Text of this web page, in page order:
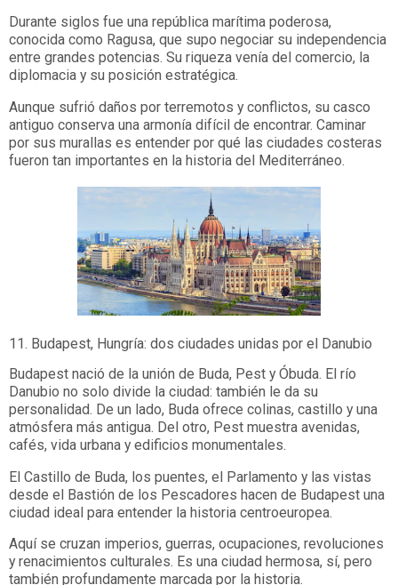
Durante siglos fue una república marítima poderosa,
conocida como Ragusa, que supo negociar su independencia
entre grandes potencias. Su riqueza venía del comercio, la
diplomacia y su posición estratégica.
Aunque sufrió daños por terremotos y conflictos, su casco
antiguo conserva una armonía difícil de encontrar. Caminar
por sus murallas es entender por qué las ciudades costeras
fueron tan importantes en la historia del Mediterráneo.
11. Budapest, Hungría: dos ciudades unidas por el Danubio
Budapest nació de la unión de Buda, Pest y Óbuda. El río
Danubio no solo divide la ciudad: también le da su
personalidad. De un lado, Buda ofrece colinas, castillo y una
atmósfera más antigua. Del otro, Pest muestra avenidas,
cafés, vida urbana y edificios monumentales.
El Castillo de Buda, los puentes, el Parlamento y las vistas
desde el Bastión de los Pescadores hacen de Budapest una
ciudad ideal para entender la historia centroeuropea.
Aquí se cruzan imperios, guerras, ocupaciones, revoluciones
y renacimientos culturales. Es una ciudad hermosa, sí, pero
también profundamente marcada por la historia.